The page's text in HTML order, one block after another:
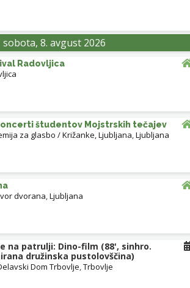
sobota, 8. avgust 2026
Radovljica
študentov Mojstrskih tečajev
za glasbo / Križanke, Ljubljana,Ljubljana
dvorana,Ljubljana
na patrulji: Dino-film (88', sinhro.
družinska pustolovščina)
Dom Trbovlje,Trbovlje